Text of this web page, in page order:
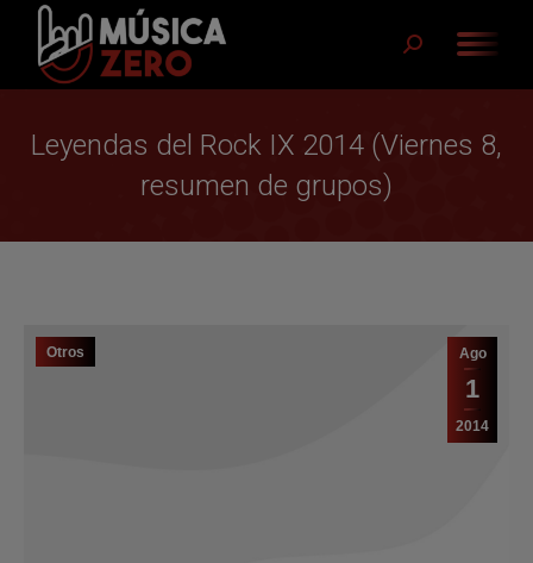
Buscar:
Leyendas del Rock IX 2014 (Viernes 8,
resumen de grupos)
Ago
1
2014
Otros